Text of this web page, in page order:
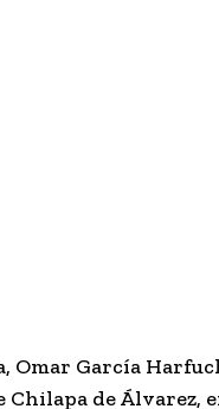
Omar García
de Álvarez,